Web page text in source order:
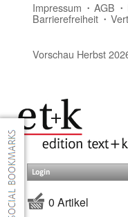
Impressum AGB
Barrierefreiheit
Vorschau Herbst
Login
0 Artikel